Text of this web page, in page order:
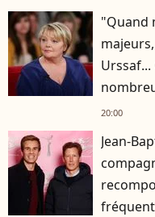
"Quand
Urssaf...
s'est
20:00
Jean-